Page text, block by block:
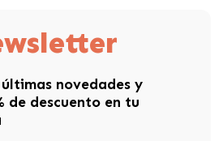
novedades y
de descuento en tu